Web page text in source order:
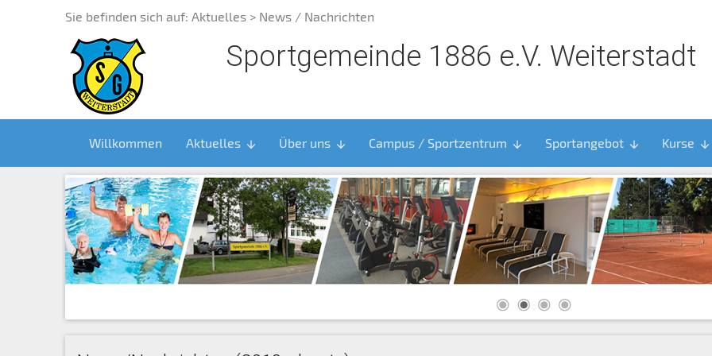
Sie befinden sich auf: Aktuelles > News / Nachrichten
Sportgemeinde 1886 e.V. Weiterstadt
Willkommen Aktuelles arrow_downward Über uns arrow_downward Campus / Sportzentrum arrow_downward Sportangebot arrow_downward Kurse arrow_downward